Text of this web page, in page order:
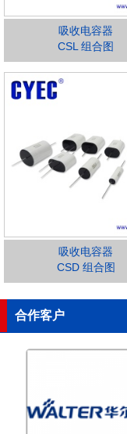
吸收电容器
CSL 组合图
吸收电容器
CSD 组合图
合作客户